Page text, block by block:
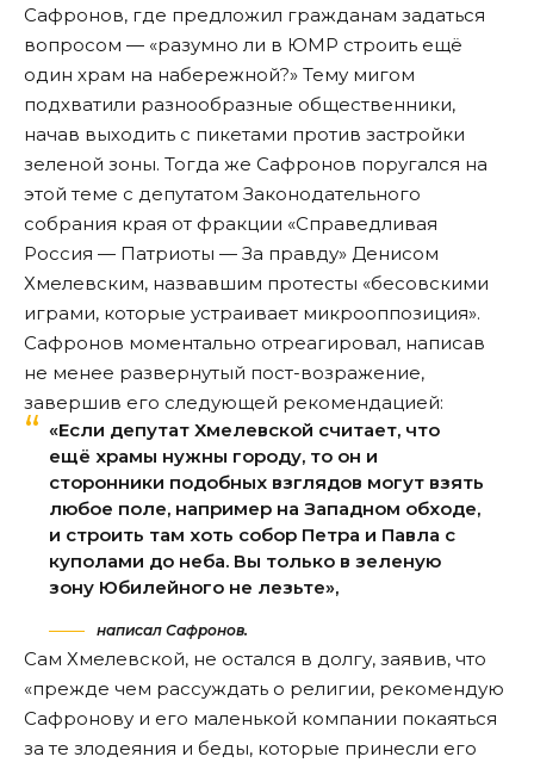
Сафронов, где предложил гражданам задаться
вопросом — «разумно ли в ЮМР строить ещё
один храм на набережной?» Тему мигом
подхватили разнообразные общественники,
начав выходить с пикетами против застройки
зеленой зоны. Тогда же Сафронов поругался на
этой теме с депутатом Законодательного
собрания края от фракции «Справедливая
Россия — Патриоты — За правду» Денисом
Хмелевским, назвавшим протесты «бесовскими
играми, которые устраивает микрооппозиция».
Сафронов моментально отреагировал, написав
не менее развернутый пост-возражение,
завершив его следующей рекомендацией:
«Если депутат Хмелевской считает, что
ещё храмы нужны городу, то он и
сторонники подобных взглядов могут взять
любое поле, например на Западном обходе,
и строить там хоть собор Петра и Павла с
куполами до неба. Вы только в зеленую
зону Юбилейного не лезьте»,
написал Сафронов.
Сам Хмелевской, не остался в долгу, заявив, что
«прежде чем рассуждать о религии, рекомендую
Сафронову и его маленькой компании покаяться
за те злодеяния и беды, которые принесли его